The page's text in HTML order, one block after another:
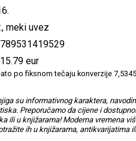
meki uvez
eur
po fiksnom tečaju konverzije
su informativnog karaktera,
Preporučamo da cijene i
ili u knjižarama! Moderna vremena
ih u knjižarama, antikvarijatima